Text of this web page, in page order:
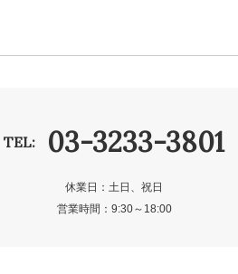
TEL: 03-3233-3801
休業日：土日、祝日
営業時間：9:30～18:00